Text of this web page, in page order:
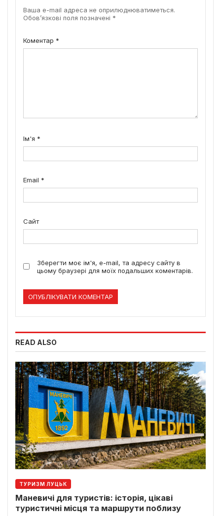
Ваша e-mail адреса не оприлюднюватиметься.
Обов’язкові поля позначені *
Коментар *
Ім'я *
Email *
Сайт
Зберегти моє ім'я, e-mail, та адресу сайту в
цьому браузері для моїх подальших коментарів.
READ ALSO
ТУРИЗМ ЛУЦЬК
Маневичі для туристів: історія, цікаві
туристичні місця та маршрути поблизу